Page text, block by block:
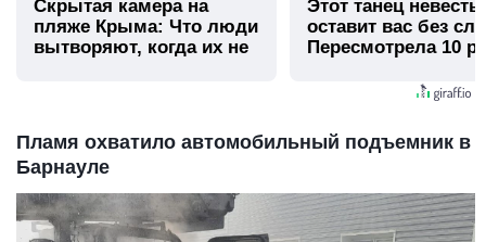
Скрытая камера на
пляже Крыма: Что люди
вытворяют, когда их не
Этот танец невесты
оставит вас без
Пересмотрела 10
Пламя охватило автомобильный подъемник в
Барнауле